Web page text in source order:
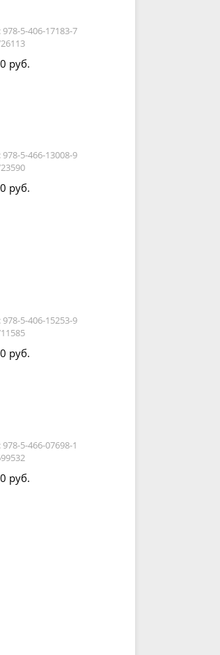
978-5-406-17183-7
руб.
978-5-466-13008-9
руб.
978-5-406-15253-9
руб.
978-5-466-07698-1
руб.